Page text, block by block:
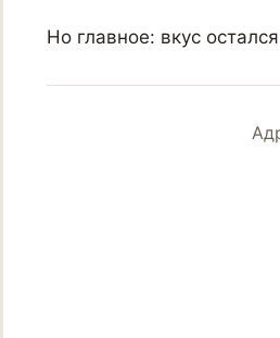
Но главное: вкус